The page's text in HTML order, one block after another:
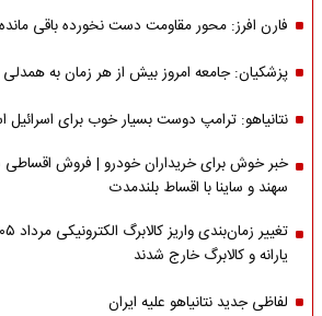
فارن افرز: محور مقاومت دست نخورده باقی
پزشکیان: جامعه امروز بیش از هر زمان به همدلی
نتانیاهو: ترامپ دوست بسیار خوب برای
خبر خوش برای خریداران خودرو | فروش
سهند و ساینا با اقساط بلندمدت
یارانه و کالابرگ خارج شدند
لفاظی جدید نتانیاهو علیه ایران